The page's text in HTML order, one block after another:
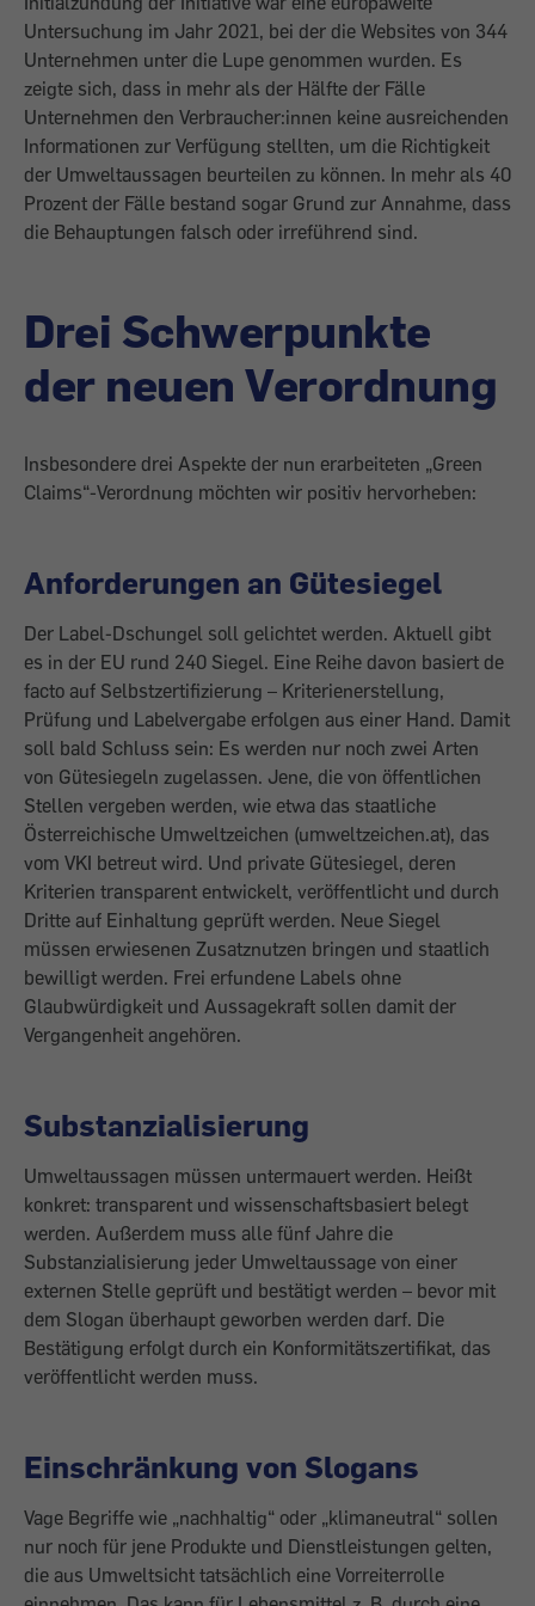
Untersuchung im Jahr 2021, bei der die Websites von 344
Unternehmen unter die Lupe genommen wurden. Es
zeigte sich, dass in mehr als der Hälfte der Fälle
Unternehmen den Verbraucher:innen keine ausreichenden
Informationen zur Verfügung stellten, um die Richtigkeit
der Umweltaussagen beurteilen zu können. In mehr als 40
Prozent der Fälle bestand sogar Grund zur Annahme, dass
die Behauptungen falsch oder irreführend sind.
Drei Schwerpunkte
der neuen Verordnung
Insbesondere drei Aspekte der nun ­erarbeiteten „Green
Claims“-Verordnung möchten wir positiv hervorheben:
Anforderungen an Gütesiegel
Der Label-Dschungel soll gelichtet werden. Aktuell gibt
es in der EU rund 240 Siegel. Eine Reihe davon basiert de
facto auf Selbstzertifizierung – Kriterienerstellung,
Prüfung und Labelvergabe erfolgen aus einer Hand. Damit
soll bald Schluss sein: Es werden nur noch zwei Arten
von Gütesiegeln zugelassen. Jene, die von öffentlichen
Stellen vergeben werden, wie etwa das staat­liche
Österreichische Umweltzeichen (umweltzeichen.at), das
vom VKI ­betreut wird. Und private Gütesiegel, deren
Kriterien transparent entwickelt, veröffentlicht und durch
Dritte auf Einhaltung geprüft werden. Neue Siegel
müssen erwiesenen Zusatznutzen bringen und staatlich
bewilligt werden. Frei erfundene Labels ohne
Glaubwürdigkeit und Aussagekraft sollen damit der
Vergangenheit angehören.
Substanzialisierung
Umweltaussagen müssen untermauert werden. Heißt
konkret: transparent und wissenschaftsbasiert belegt
werden. Außerdem muss alle fünf Jahre die
Substanzialisierung jeder Umweltaussage von einer
externen Stelle geprüft und bestätigt werden – bevor mit
dem Slogan überhaupt geworben werden darf. Die
Bestätigung erfolgt durch ein Konformitätszertifikat, das
veröffentlicht werden muss.
Einschränkung von Slogans
Vage Begriffe wie „nachhaltig“ oder „klimaneutral“ sollen
nur noch für jene ­Produkte und Dienstleistungen gelten,
die aus Umweltsicht tatsächlich eine Vorreiterrolle